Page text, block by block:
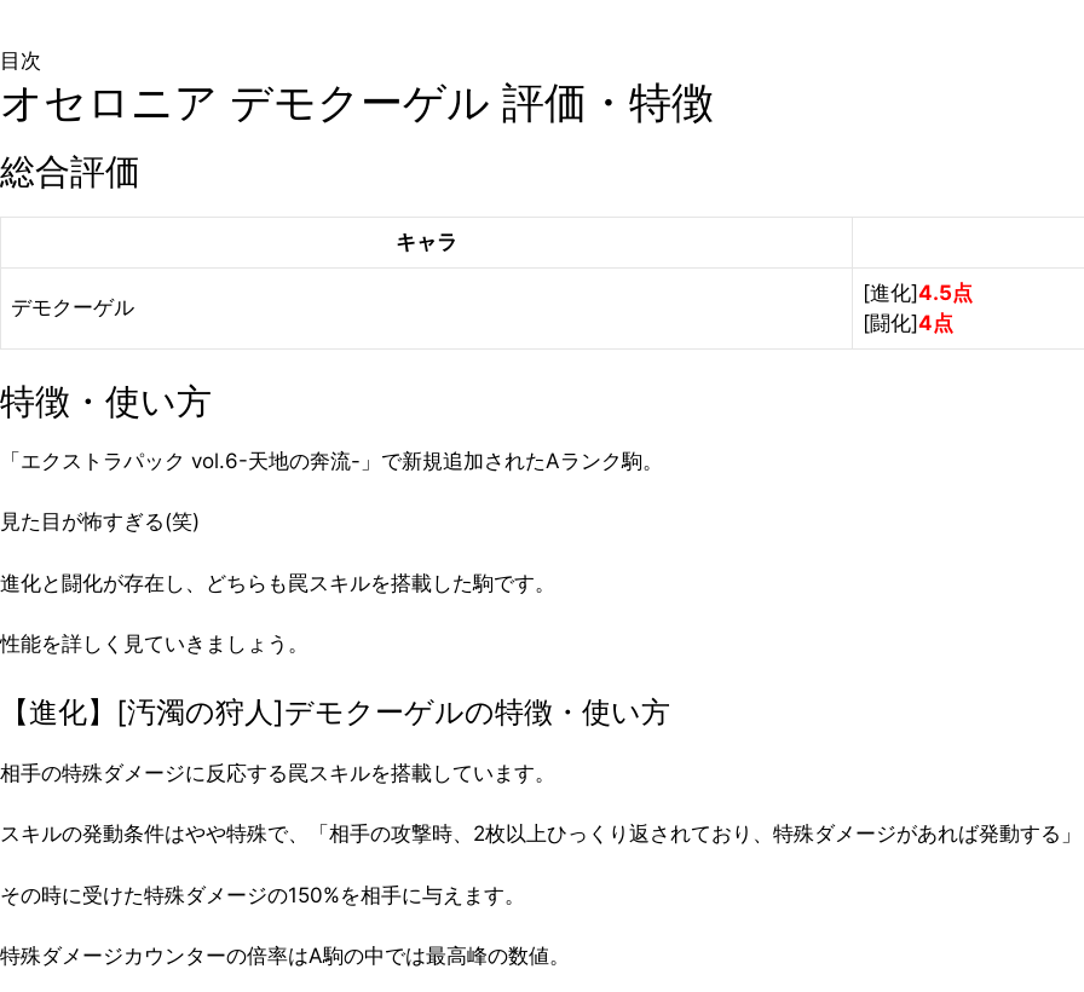
目次
オセロニア デモクーゲル 評価・特徴
総合評価
キャラ
デモクーゲル
[進化]4.5点
[闘化]4点
特徴・使い方
「エクストラパック vol.6-天地の奔流-」で新規追加されたAランク駒。
見た目が怖すぎる(笑)
進化と闘化が存在し、どちらも罠スキルを搭載した駒です。
性能を詳しく見ていきましょう。
【進化】[汚濁の狩人]デモクーゲルの特徴・使い方
相手の特殊ダメージに反応する罠スキルを搭載しています。
スキルの発動条件はやや特殊で、「相手の攻撃時、2枚以上ひっくり返されており、特殊ダメージがあれば発動する
その時に受けた特殊ダメージの150%を相手に与えます。
特殊ダメージカウンターの倍率はA駒の中では最高峰の数値。